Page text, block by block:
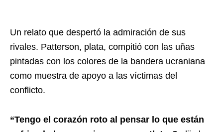
Un relato que despertó la admiración de sus
rivales. Patterson, plata, compitió con las uñas
pintadas con los colores de la bandera ucraniana
como muestra de apoyo a las víctimas del
conflicto.
“Tengo el corazón roto al pensar lo que están